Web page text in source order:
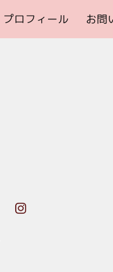
プロフィール お問
